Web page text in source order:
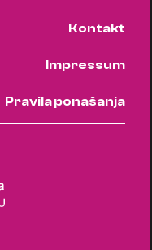
Kontakt
Impressum
Pravila ponašanja